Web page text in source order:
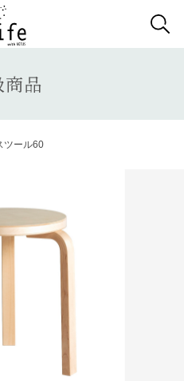
News
ベッド
AVボード
3人掛けソファ
リビングテーブル
ラグ
商品
ール60